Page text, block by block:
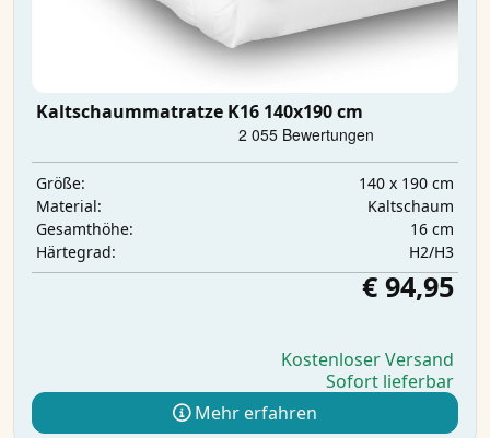
Kaltschaummatratze K16 140x190 cm
Größe:
140 x 190 cm
Material:
Kaltschaum
Gesamthöhe:
16 cm
Härtegrad:
H2/H3
€ 94,95
Kostenloser Versand
Sofort lieferbar
Mehr erfahren